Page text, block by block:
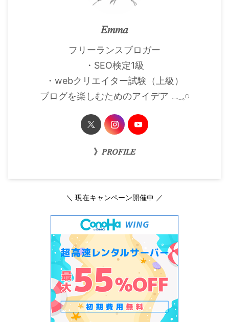
𝐸𝑚𝑚𝑎
フリーランスブロガー
・SEO検定1級
・webクリエイター試験（上級）
ブログを楽しむためのアイデア 𓂃𓈒𓏸
》𝑃𝑅𝑂𝐹𝐼𝐿𝐸
＼ 現在キャンペーン開催中 ／